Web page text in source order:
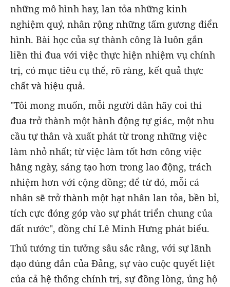
những mô hình hay, lan tỏa những kinh
nghiệm quý, nhân rộng những tấm gương điển
hình. Bài học của sự thành công là luôn gắn
liền thi đua với việc thực hiện nhiệm vụ chính
trị, có mục tiêu cụ thể, rõ ràng, kết quả thực
chất và hiệu quả.
"Tôi mong muốn, mỗi người dân hãy coi thi
đua trở thành một hành động tự giác, một nhu
cầu tự thân và xuất phát từ trong những việc
làm nhỏ nhất; từ việc làm tốt hơn công việc
hằng ngày, sáng tạo hơn trong lao động, trách
nhiệm hơn với cộng đồng; để từ đó, mỗi cá
nhân sẽ trở thành một hạt nhân lan tỏa, bền bỉ,
tích cực đóng góp vào sự phát triển chung của
đất nước", đồng chí Lê Minh Hưng phát biểu.
Thủ tướng tin tưởng sâu sắc rằng, với sự lãnh
đạo đúng đắn của Đảng, sự vào cuộc quyết liệt
của cả hệ thống chính trị, sự đồng lòng, ủng hộ